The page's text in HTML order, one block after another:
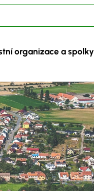
organizace a spolky